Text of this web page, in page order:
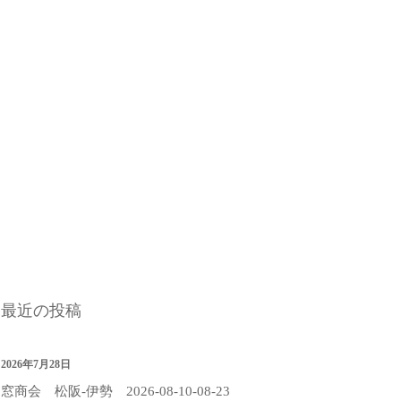
最近の投稿
窓商会 松阪-伊勢 2026-08-10-08-23
2026年7月28日